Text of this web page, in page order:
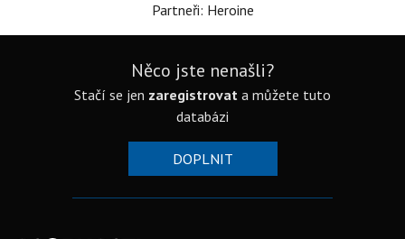
Partneři: Heroine
Něco jste nenašli?
Stačí se jen zaregistrovat a můžete tuto
databázi
DOPLNIT